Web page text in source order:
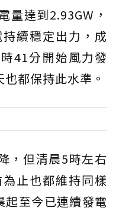
量達到2.93GW，
續穩定出力，成
41分開始風力發
都保持此水準。
，但清晨5時左右
止也都維持同樣
起至今已連續發電